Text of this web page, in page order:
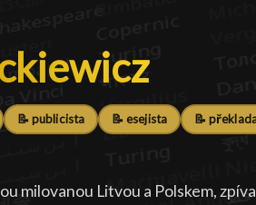
📝 publicista 📝 esejista 📝
milovanou Litvou a Polskem,